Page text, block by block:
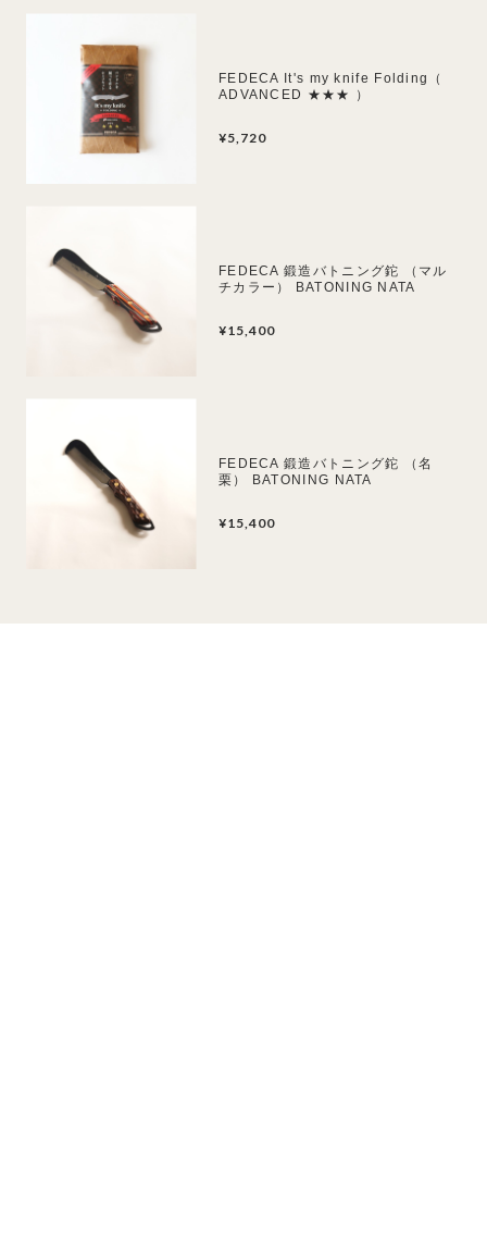
FEDECA It's my knife Folding（
ADVANCED ★★★ ）
¥5,720
FEDECA 鍛造バトニング鉈 （マル
チカラー） BATONING NATA
¥15,400
FEDECA 鍛造バトニング鉈 （名
栗） BATONING NATA
¥15,400